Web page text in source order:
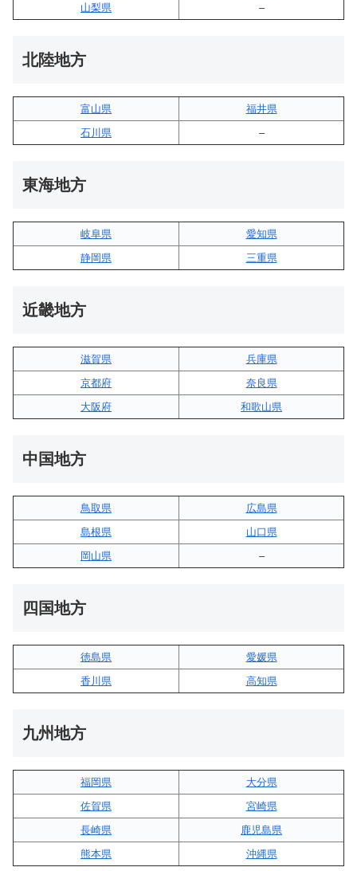
山梨県
–
北陸地方
富山県
福井県
石川県
–
東海地方
岐阜県
愛知県
静岡県
三重県
近畿地方
滋賀県
兵庫県
京都府
奈良県
大阪府
和歌山県
中国地方
鳥取県
広島県
島根県
山口県
岡山県
–
四国地方
徳島県
愛媛県
香川県
高知県
九州地方
福岡県
大分県
佐賀県
宮崎県
長崎県
鹿児島県
熊本県
沖縄県